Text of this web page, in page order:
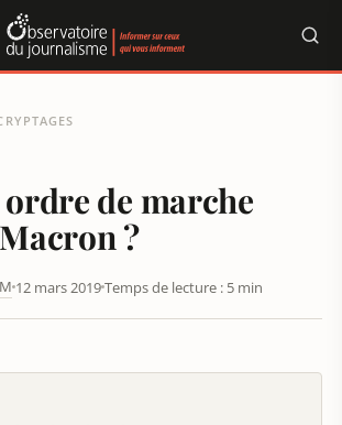
ordre de marche
?
12 mars 2019Temps de lecture : 5 min
des cookies